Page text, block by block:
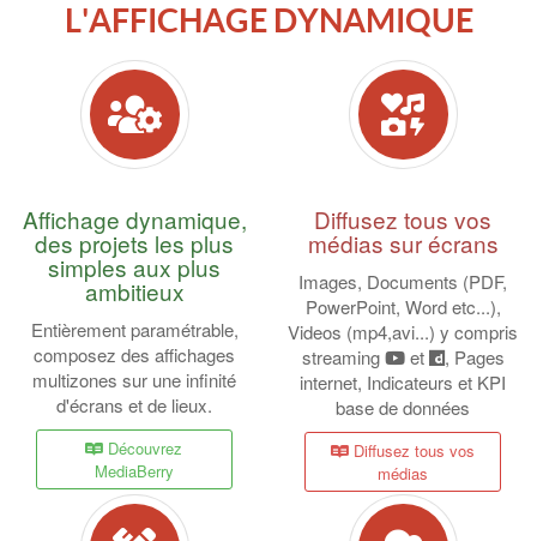
L'AFFICHAGE DYNAMIQUE
Affichage dynamique,
des projets les plus
simples aux plus
ambitieux
Entièrement paramétrable,
composez des affichages
multizones sur une infinité
d'écrans et de lieux.
Découvrez
MediaBerry
Diffusez tous vos
médias sur écrans
Images, Documents (PDF,
PowerPoint, Word etc...),
Videos (mp4,avi...) y compris
streaming
et
, Pages
internet, Indicateurs et KPI
base de données
Diffusez tous vos
médias